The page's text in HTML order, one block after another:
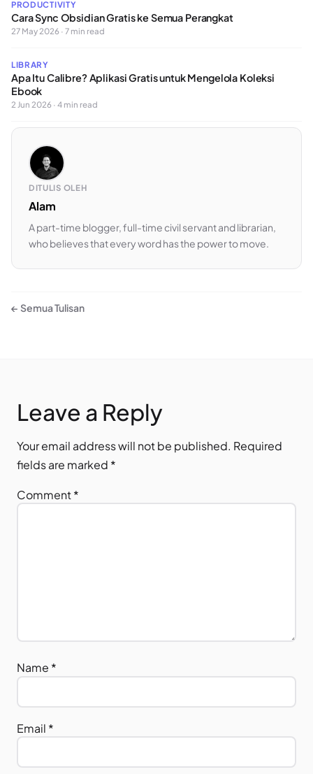
PRODUCTIVITY
Cara Sync Obsidian Gratis ke Semua Perangkat
27 May 2026 · 7 min read
LIBRARY
Apa Itu Calibre? Aplikasi Gratis untuk Mengelola Koleksi
Ebook
2 Jun 2026 · 4 min read
DITULIS OLEH
Alam
A part-time blogger, full-time civil servant and librarian,
who believes that every word has the power to move.
← Semua Tulisan
Leave a Reply
Your email address will not be published. Required
fields are marked *
Comment*
Name *
Email *